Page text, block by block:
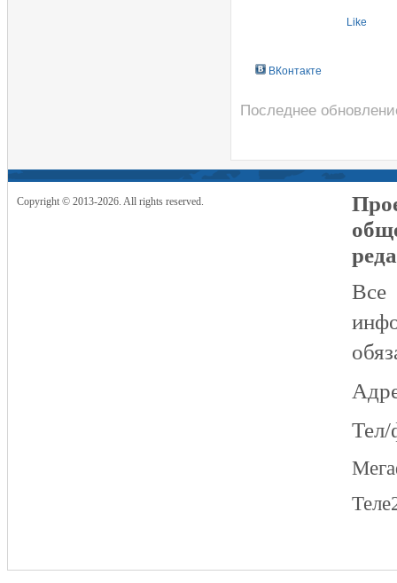
Like
ВКонтакте
Последнее
Copyright © 2013-2026. All rights reserved.